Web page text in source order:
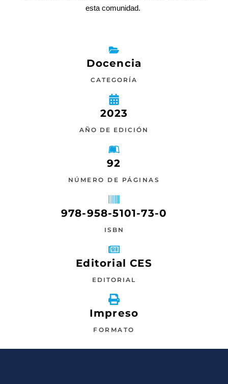
esta comunidad.
Docencia
CATEGORÍA
2023
AÑO DE EDICIÓN
92
NÚMERO DE PÁGINAS
978-958-5101-73-0
ISBN
Editorial CES
EDITORIAL
Impreso
FORMATO